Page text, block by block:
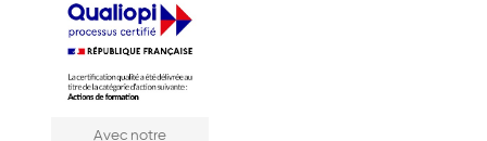
Avec notre